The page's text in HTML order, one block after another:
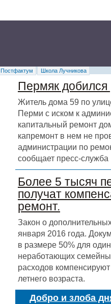
Постфактум Школа Лучникова
Пермяк добился
Житель дома 59 по
Перми с иском к
капитальный ремонт
капремонт в нем не
администрации по
сообщает пресс-служба
Более 5 тысяч
получат
ремонт.
Закон о
января 2016 года.
в размере 50% для
неработающих
расходов
летнего возраста.
Добро и злоба